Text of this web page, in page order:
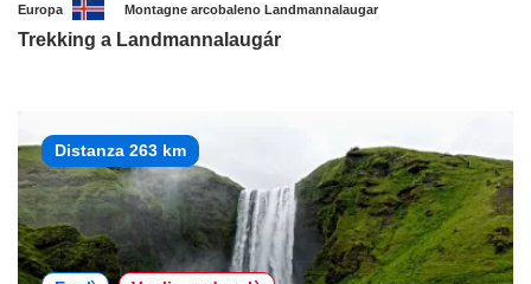
Europa Montagne arcobaleno Landmannalaugar
Trekking a Landmannalaugár
Distanza 263 km